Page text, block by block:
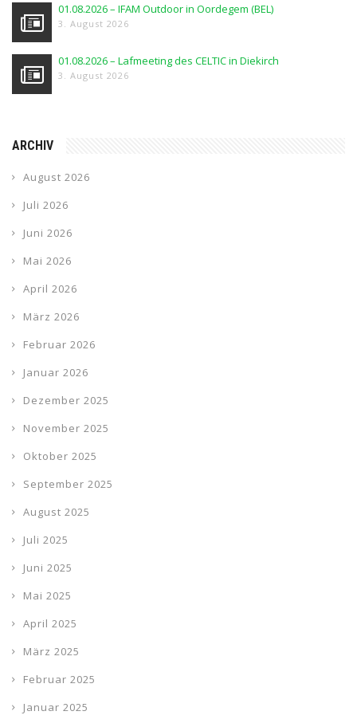
01.08.2026 – IFAM Outdoor in Oordegem (BEL)
3. August 2026
01.08.2026 – Lafmeeting des CELTIC in Diekirch
3. August 2026
ARCHIV
August 2026
Juli 2026
Juni 2026
Mai 2026
April 2026
März 2026
Februar 2026
Januar 2026
Dezember 2025
November 2025
Oktober 2025
September 2025
August 2025
Juli 2025
Juni 2025
Mai 2025
April 2025
März 2025
Februar 2025
Januar 2025